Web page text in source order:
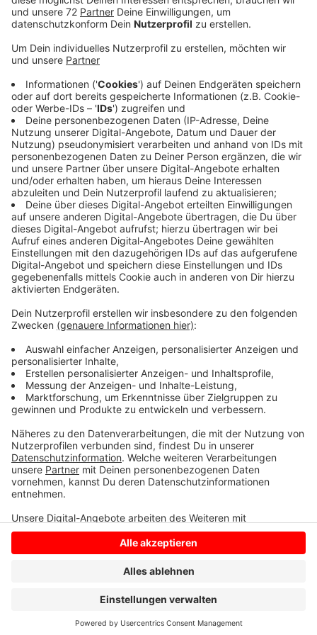
Veröffentlicht:Donnerstag, 09.01.2020 10:02
Anzeige
Die deutschen Handballer starten heute Abend (18.15
Uhr/ZDF) in die Europameisterschaft. Gegner im
Auftaktspiel sind die Niederlande. Die deutsche
Mannschaft geht als klarer Favorit ins Duell. Die
RADIO RST-Region ist bei der EM auch vertreten. Der
Trainer des TV Emsdetten Kubes und TVE-Spieler
Mojzis sind für Tschechien dabei und trainieren die
Mannschaft oder spielen für sie. 4 Ex TVE-Spieler sind
im Kader der niederländsichen Nationalmannschaft.
Die Niederlande sind zusammen mit Deutschland in
Gruppe C. Auch im Kader der Österreicher ist ein
ehemaliger TVE-Spieler. Die Vorrunde der EM ist in
Österreich, Schweden und Norwegen. Die
tschechische Mannschaft spielt in Österreich. Die
Oktober in Stockholm.
Anzeige
Anzeige